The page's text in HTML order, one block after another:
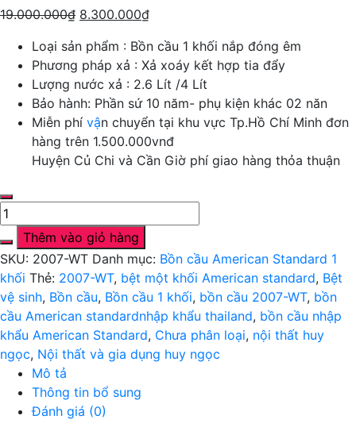
19.000.000₫ 8.300.000₫
Loại sản phẩm : Bồn cầu 1 khối nắp đóng êm
Phương pháp xả : Xả xoáy kết hợp tia đẩy
Lượng nước xả : 2.6 Lít /4 Lít
Bảo hành: Phần sứ 10 năm- phụ kiện khác 02 năn
Miễn phí vận chuyển tại khu vực Tp.Hồ Chí Minh đơn
hàng trên 1.500.000vnđ
Huyện Củ Chi và Cần Giờ phí giao hàng thỏa thuận
Bồn
cầu
1
khối
2007-
WT
Acacia
Evolution
-
American
Standard
Thêm vào giỏ hàng
SKU: 2007-WT Danh mục: Bồn cầu American Standard 1
khối Thẻ: 2007-WT, bệt một khối American standard, Bệt
vệ sinh, Bồn cầu, Bồn cầu 1 khối, bồn cầu 2007-WT, bồn
cầu American standardnhập khẩu thailand, bồn cầu nhập
khẩu American Standard, Chưa phân loại, nội thất huy
ngọc, Nội thất và gia dụng huy ngọc
Mô tả
Thông tin bổ sung
Đánh giá (0)